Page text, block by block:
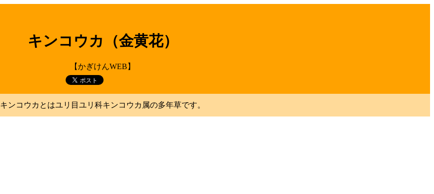
キンコウカ（金黄花）
【かぎけんWEB】
キンコウカとはユリ目ユリ科キンコウカ属の多年草です。